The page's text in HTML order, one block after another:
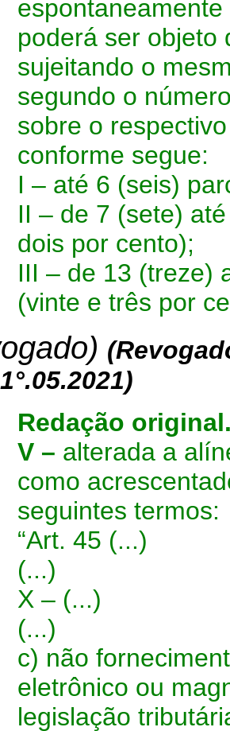
poderá ser objeto
sujeitando o
segundo o
sobre o
conforme segue:
I – até 6 (seis)
II – de 7 (sete)
dois por cento);
III – de 13 (treze)
(vinte e três por
Redação
V – alterada a
como
seguintes termos:
“Art. 45 (...)
(...)
X – (...)
(...)
c) não
eletrônico ou
legislação